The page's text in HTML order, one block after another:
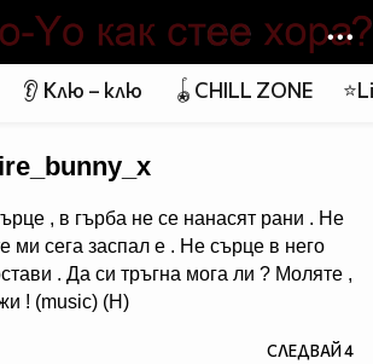
👂 Клю – клю 🪀CHILL ZONE
, в гърба не се нанасят рани . Не
ми сега заспал е . Не сърце в него
. Да си тръгна мога ли ? Моляте ,
! (music) (H)
СЛЕДВАЙ4